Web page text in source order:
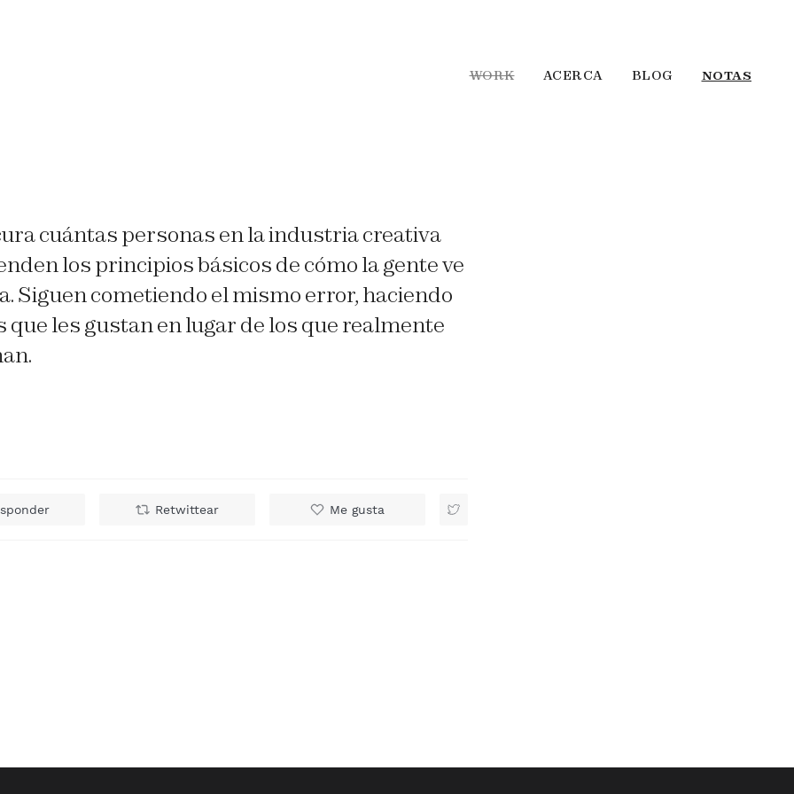
WORK ACERCA BLOG NOTAS
cuántas personas en la industria creativa
los principios básicos de cómo la gente ve
Siguen cometiendo el mismo error, haciendo
que les gustan en lugar de los que realmente
Retwittear Me gusta